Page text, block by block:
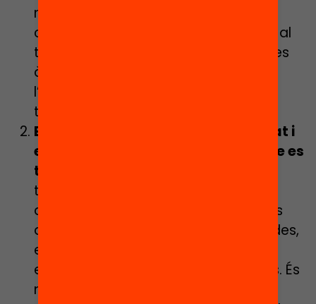
mentre que l’autoavaluació o
coavaluació es mostra efectiva per al
treball de les matemàtiques, en altres
àrees com l’escriptura o la lectura
l’avaluació per part del docent es
tradueix en millors resultats.
Expliciteu els objectius de l’activitat i
en quin moment de l’aprenentatge es
troba l’alumne
temps a l’aula amb el professor pot
dificultar la comprensió per part dels
alumnes de les tasques encomanades,
especialment quan aquestes són
encarregades per diferents docents. És
necessari dedicar temps a la